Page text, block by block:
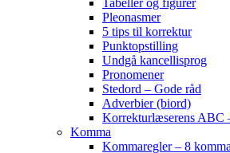
Tabeller og figurer
Pleonasmer
5 tips til korrektur
Punktopstilling
Undgå kancellisprog
Pronomener
Stedord – Gode råd
Adverbier (biord)
Korrekturlæserens ABC
Komma
Kommaregler – 8